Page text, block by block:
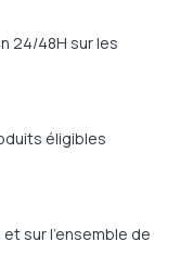
24/48H sur les
éligibles
sur l'ensemble de